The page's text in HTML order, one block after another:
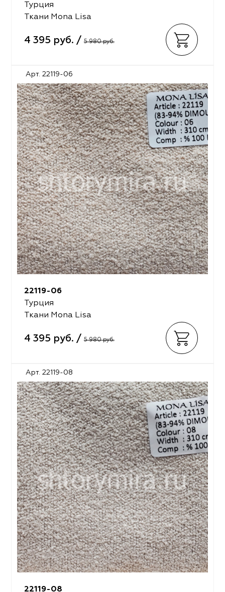
Турция
Ткани Mona Lisa
4 395 руб. / 5 980 руб.
Арт. 22119-06
22119-06
Турция
Ткани Mona Lisa
4 395 руб. / 5 980 руб.
Арт. 22119-08
22119-08